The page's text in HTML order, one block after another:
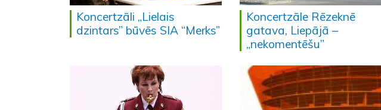
Koncertzāli „Lielais
dzintars” būvēs SIA “Merks”
Koncertzāle Rēzeknē
gatava, Liepājā –
„nekomentēšu”